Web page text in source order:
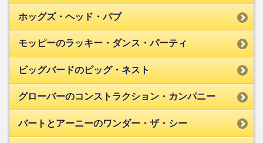
ホッグズ・ヘッド・パブ
モッピーのラッキー・ダンス・パーティ
ビッグバードのビッグ・ネスト
グローバーのコンストラクション・カンパニー
バートとアーニーのワンダー・ザ・シー